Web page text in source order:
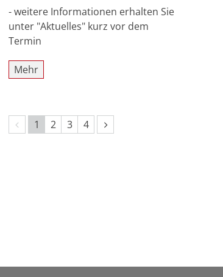
- weitere Informationen erhalten Sie
unter "Aktuelles" kurz vor dem
Termin
Mehr
Vorherige Seite
1 2 3 4 Nächste Seite